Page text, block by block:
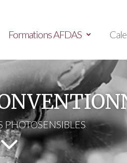
Formations AFDAS
PHOTOSENSIBLES